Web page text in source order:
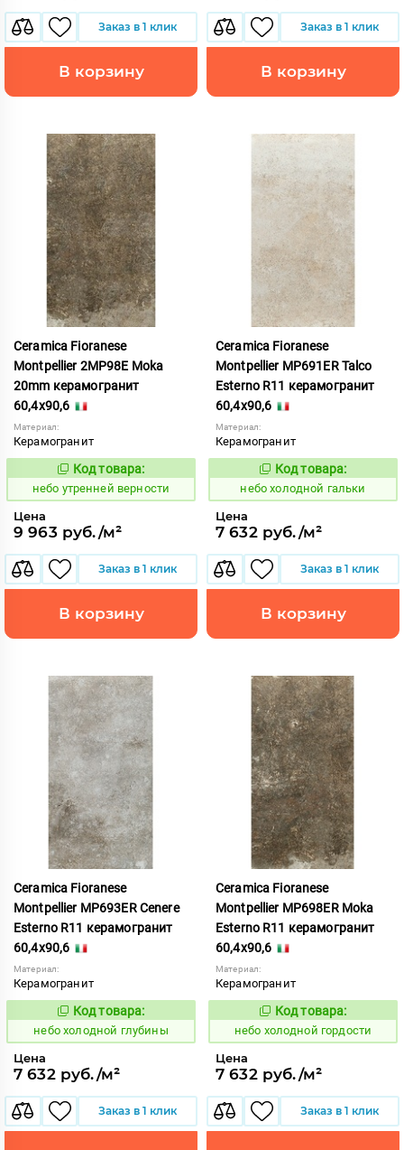
Заказ в 1 клик
В корзину
Заказ в 1 клик
В корзину
Ceramica Fioranese
Montpellier 2MP98E Moka
20mm керамогранит
60,4x90,6
Материал:
Керамогранит
1123006
Код товара:
небо утренней верности
Цена
9 963 руб./м²
Заказ в 1 клик
В корзину
Ceramica Fioranese
Montpellier MP691ER Talco
Esterno R11 керамогранит
60,4x90,6
Материал:
Керамогранит
1123515
Код товара:
небо холодной гальки
Цена
7 632 руб./м²
Заказ в 1 клик
В корзину
Ceramica Fioranese
Montpellier MP693ER Cenere
Esterno R11 керамогранит
60,4x90,6
Материал:
Керамогранит
1123517
Код товара:
небо холодной глубины
Цена
7 632 руб./м²
Заказ в 1 клик
Ceramica Fioranese
Montpellier MP698ER Moka
Esterno R11 керамогранит
60,4x90,6
Материал:
Керамогранит
1123518
Код товара:
небо холодной гордости
Цена
7 632 руб./м²
Заказ в 1 клик